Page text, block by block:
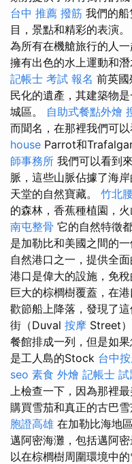
台中 推薦 撥筋 我們的
目，景點和精彩的表演。
為所有在機艙旅行的人
擁有出色的水上運動和潛
記帳士 考試 報名 前英
民化的遺產，其建築物
城區。 自助式餐點外燴
而聞名，在那裡我們可
house Parrot和
師事務所 我們可以看到
脈，這些山脈佔據了海
天堂的自然寶藏。 竹北
的森林，香蕉種植​​園，
南屯整骨 它的自然特徵
是加勒比和美國之間的
自然港口之一，提供全
港口是偉大的設施，免
巨大的棕櫚樹覆蓋，在
歡節船上降落，發現了這
街（Duval 按摩 Street
餐館排成一列，但是如
是工人島的Stock 台中
seo 素食 外燴 記帳士 試
上檢查一下，因為那裡最
購買雪茄和真正的古巴雪
胞證高雄 在加勒比海地
邁阿密海灘，包括邁阿
以在棕櫚樹周圍環境中